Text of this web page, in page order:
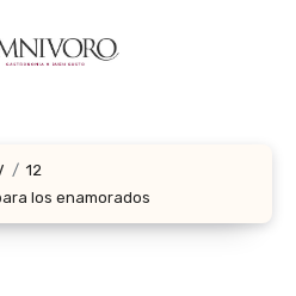
12
los enamorados